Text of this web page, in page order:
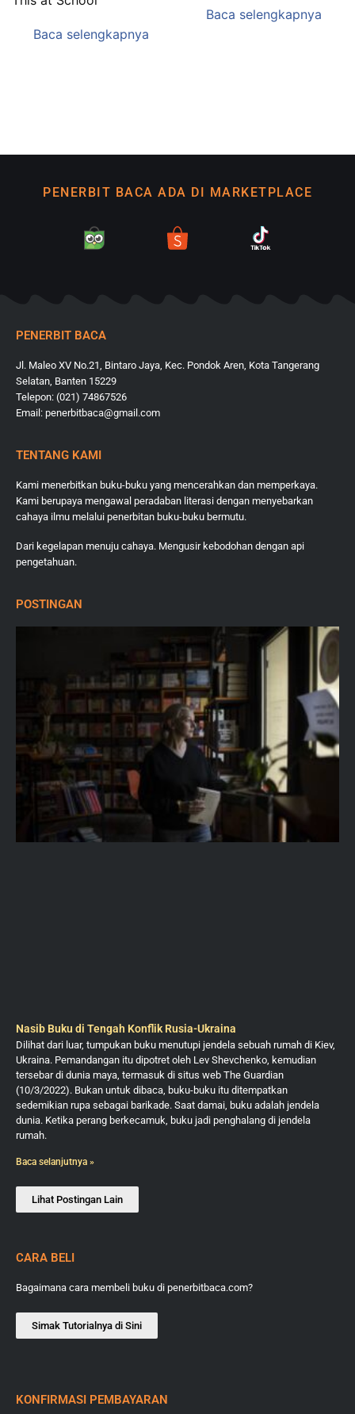
Baca selengkapnya
Baca selengkapnya
PENERBIT BACA ADA DI MARKETPLACE
PENERBIT BACA
Jl. Maleo XV No.21, Bintaro Jaya, Kec. Pondok Aren, Kota Tangerang
Selatan, Banten 15229
Telepon: (021) 74867526
Email: penerbitbaca@gmail.com
TENTANG KAMI
Kami menerbitkan buku-buku yang mencerahkan dan memperkaya.
Kami berupaya mengawal peradaban literasi dengan menyebarkan
cahaya ilmu melalui penerbitan buku-buku bermutu.
Dari kegelapan menuju cahaya. Mengusir kebodohan dengan api
pengetahuan.
POSTINGAN
Nasib Buku di Tengah Konflik Rusia-Ukraina
Dilihat dari luar, tumpukan buku menutupi jendela sebuah rumah di Kiev,
Ukraina. Pemandangan itu dipotret oleh Lev Shevchenko, kemudian
tersebar di dunia maya, termasuk di situs web The Guardian
(10/3/2022). Bukan untuk dibaca, buku-buku itu ditempatkan
sedemikian rupa sebagai barikade. Saat damai, buku adalah jendela
dunia. Ketika perang berkecamuk, buku jadi penghalang di jendela
rumah.
Baca selanjutnya »
Lihat Postingan Lain
CARA BELI
Bagaimana cara membeli buku di penerbitbaca.com?
Simak Tutorialnya di Sini
KONFIRMASI PEMBAYARAN